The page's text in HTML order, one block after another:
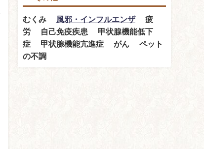
むくみ 風邪・インフルエンザ疲
労 自己免疫疾患 甲状腺機能低下
症 甲状腺機能亢進症 がん ペット
の不調